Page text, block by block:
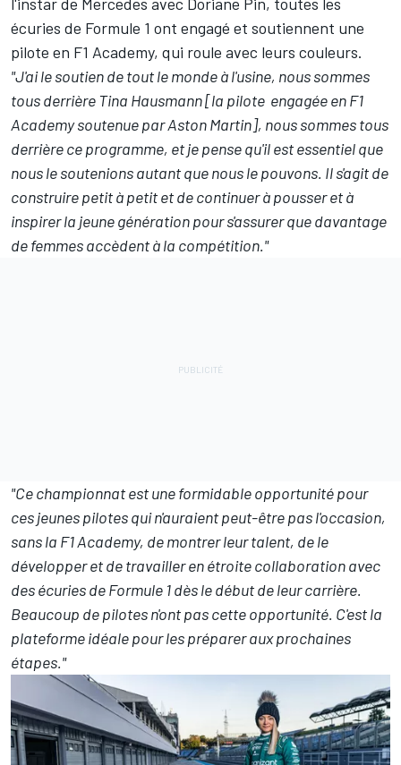
écuries de Formule 1 ont engagé et soutiennent une
pilote en F1 Academy, qui roule avec leurs couleurs.
"J'ai le soutien de tout le monde à l'usine, nous sommes
tous derrière Tina Hausmann [la pilote engagée en F1
Academy soutenue par Aston Martin], nous sommes tous
derrière ce programme, et je pense qu'il est essentiel que
nous le soutenions autant que nous le pouvons. Il s'agit de
construire petit à petit et de continuer à pousser et à
inspirer la jeune génération pour s'assurer que davantage
de femmes accèdent à la compétition."
"Ce championnat est une formidable opportunité pour
ces jeunes pilotes qui n'auraient peut-être pas l'occasion,
sans la F1 Academy, de montrer leur talent, de le
développer et de travailler en étroite collaboration avec
des écuries de Formule 1 dès le début de leur carrière.
Beaucoup de pilotes n'ont pas cette opportunité. C'est la
plateforme idéale pour les préparer aux prochaines
étapes."